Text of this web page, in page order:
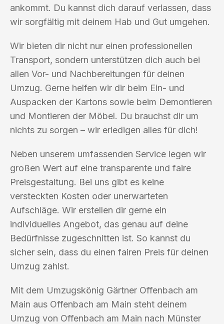
ankommt. Du kannst dich darauf verlassen, dass
wir sorgfältig mit deinem Hab und Gut umgehen.
Wir bieten dir nicht nur einen professionellen
Transport, sondern unterstützen dich auch bei
allen Vor- und Nachbereitungen für deinen
Umzug. Gerne helfen wir dir beim Ein- und
Auspacken der Kartons sowie beim Demontieren
und Montieren der Möbel. Du brauchst dir um
nichts zu sorgen – wir erledigen alles für dich!
Neben unserem umfassenden Service legen wir
großen Wert auf eine transparente und faire
Preisgestaltung. Bei uns gibt es keine
versteckten Kosten oder unerwarteten
Aufschläge. Wir erstellen dir gerne ein
individuelles Angebot, das genau auf deine
Bedürfnisse zugeschnitten ist. So kannst du
sicher sein, dass du einen fairen Preis für deinen
Umzug zahlst.
Mit dem Umzugskönig Gärtner Offenbach am
Main aus Offenbach am Main steht deinem
Umzug von Offenbach am Main nach Münster